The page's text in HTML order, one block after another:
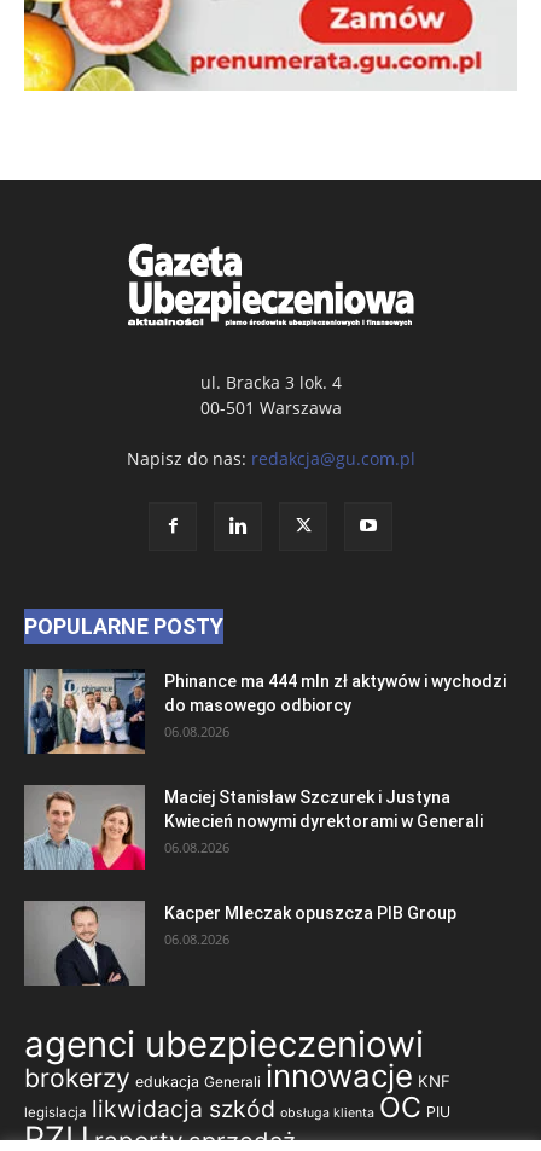
ul. Bracka 3 lok. 4
00-501 Warszawa
Napisz do nas: redakcja@gu.com.pl
POPULARNE POSTY
Phinance ma 444 mln zł aktywów i wychodzi
do masowego odbiorcy
06.08.2026
Maciej Stanisław Szczurek i Justyna
Kwiecień nowymi dyrektorami w Generali
06.08.2026
Kacper Mleczak opuszcza PIB Group
06.08.2026
agenci ubezpieczeniowi
brokerzy edukacja Generali innowacje KNF
legislacja likwidacja szkód obsługa klienta OC PIU
PZUraportysprzedaż